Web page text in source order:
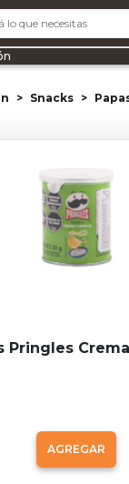
Snacks
Pringles
AGREGAR